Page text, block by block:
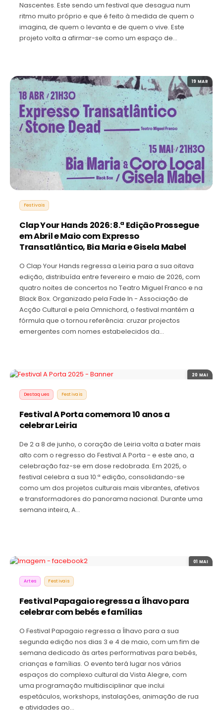
Nascentes. Este sendo um festival que desagua num
ritmo muito próprio e que é feito à medida de quem o
imagina, de quem o levanta e de quem o vive. Este
projeto volta a afirmar-se como um espaço de…
19 MAR
Festivais
Clap Your Hands 2026: 8.ª Edição Prossegue
em Abril e Maio com Expresso
Transatlântico, Bia Maria e Gisela Mabel
O Clap Your Hands regressa a Leiria para a sua oitava
edição, distribuída entre fevereiro e maio de 2026, com
quatro noites de concertos no Teatro Miguel Franco e na
Black Box. Organizado pela Fade In - Associação de
Acção Cultural e pela Omnichord, o festival mantém a
fórmula que o tornou referência: cruzar projectos
emergentes com nomes estabelecidos da…
20 MAI
Destaques Festivais
Festival A Porta comemora 10 anos a
celebrar Leiria
De 2 a 8 de junho, o coração de Leiria volta a bater mais
alto com o regresso do Festival A Porta - e este ano, a
celebração faz-se em dose redobrada. Em 2025, o
festival celebra a sua 10.ª edição, consolidando-se
como um dos projetos culturais mais vibrantes, afetivos
e transformadores do panorama nacional. Durante uma
semana inteira, A…
01 MAI
Artes Festivais
Festival Papagaio regressa a Ílhavo para
celebrar com bebés e famílias
O Festival Papagaio regressa a Ílhavo para a sua
segunda edição nos dias 3 e 4 de maio, com um fim de
semana dedicado às artes performativas para bebés,
crianças e famílias. O evento terá lugar nos vários
espaços do complexo cultural da Vista Alegre, com
uma programação multidisciplinar que inclui
espetáculos, workshops, instalações, animação de rua
e atividades ao…